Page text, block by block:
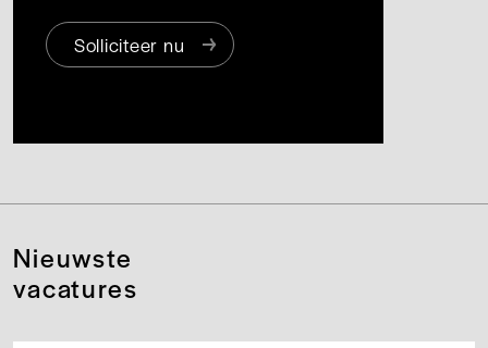
Solliciteer nu
Nieuwste
vacatures